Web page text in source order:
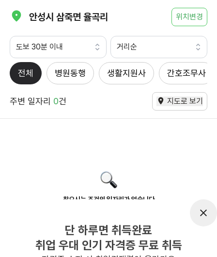
안성시 삼죽면 율곡리 위치변경
도보 30분 이내 거리순
전체 병원동행 생활지원사 간호조무사
주변 일자리 0건 지도로 보기
찾으시는 조건의 일자리가 없습니다
반경 3KM 이내의 일자리 확인하기
단 하루면 취득완료
취업 우대 인기 자격증 무료 취득